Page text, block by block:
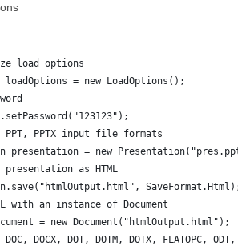
load options
loadOptions = new LoadOptions();
PPTX input file formats
presentation = new
as HTML
SaveFormat.Html);
with an instance of Document
= new Document("htmlOutput.html");
DOCX, DOT, DOTM, DOTX, FLATOPC,